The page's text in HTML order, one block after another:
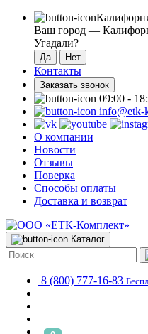
Ваш город —
Угадали?
Контакты
Заказать звонок
09:00 -
info@etk-
О компании
Новости
Отзывы
Поверка
Способы оплаты
Доставка и возврат
Каталог
8 (800) 777-16-83